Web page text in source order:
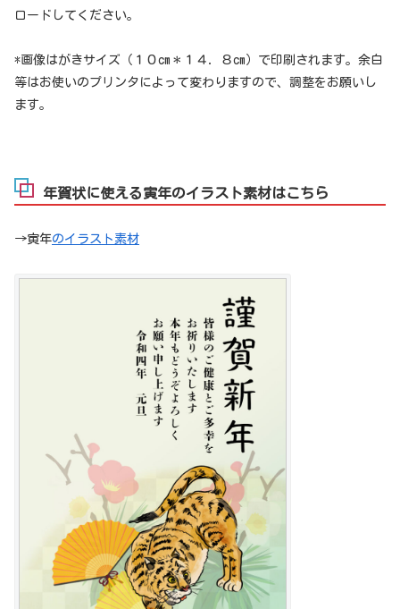
ロードしてください。
*画像はがきサイズ（１０cm＊１４．８cm）で印刷されます。余白
等はお使いのプリンタによって変わりますので、調整をお願いし
ます。
年賀状に使える寅年のイラスト素材はこちら
→寅年のイラスト素材